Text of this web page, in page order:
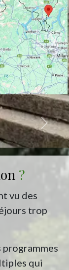
Suivant
?
vu des
trop
qui